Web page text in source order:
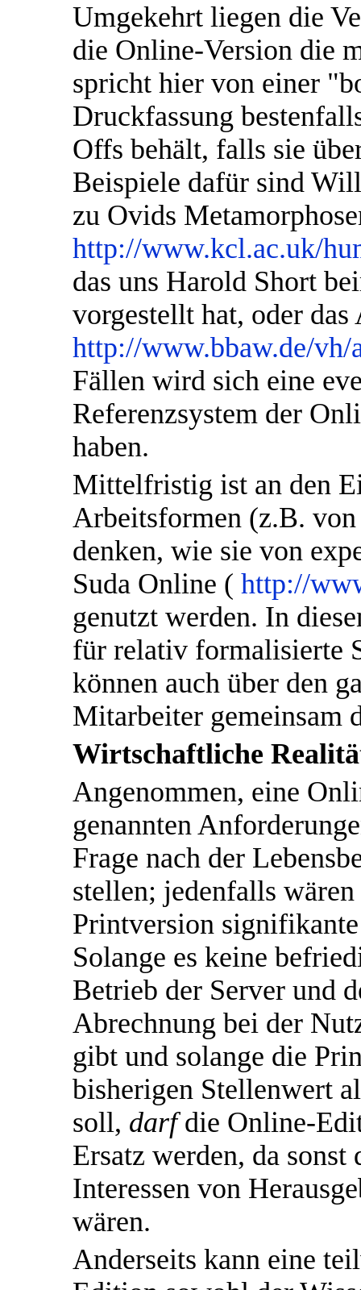
Umgekehrt liegen die
die Online-Version die
spricht hier von einer
Druckfassung
Offs behält, falls sie
Beispiele dafür sind
zu Ovids
http://www.kcl.ac.uk/
das uns Harold Short
vorgestellt hat, oder
http://www.bbaw.de/
Fällen wird sich eine
Referenzsystem der
haben.
Mittelfristig ist an den
Arbeitsformen (z.B.
denken, wie sie von
Suda Online ( http://
genutzt werden. In
für relativ formalisierte
können auch über den
Mitarbeiter gemeinsam
Wirtschaftliche
Angenommen, eine
genannten
Frage nach der
stellen; jedenfalls
Printversion
Solange es keine
Betrieb der Server und
Abrechnung bei der
gibt und solange die
bisherigen Stellenwert
soll, darfdie Online-
Ersatz werden, da
Interessen von
wären.
Anderseits kann eine